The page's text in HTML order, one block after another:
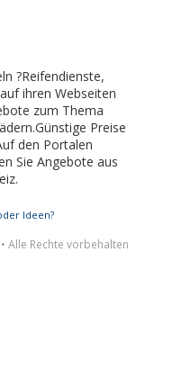
?Reifendienste,
ihren Webseiten
zum Thema
Preise
den Portalen
Sie Angebote aus
Ideen?
Alle Rechte vorbehalten